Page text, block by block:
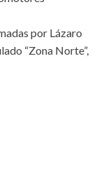
por Lázaro
“Zona Norte”,